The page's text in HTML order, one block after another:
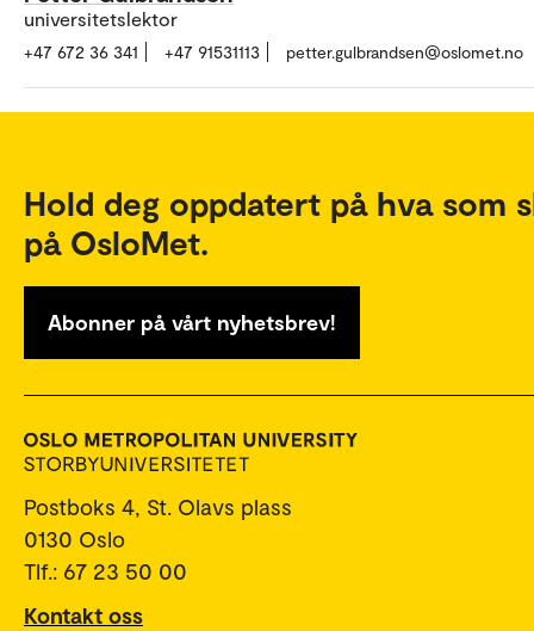
universitetslektor
+47 672 36 341 +47 91531113 petter.gulbrandsen@oslomet.no
Hold deg oppdatert på hva som
på OsloMet.
Abonner på vårt nyhetsbrev!
Postboks 4, St. Olavs plass
0130 Oslo
Tlf.: 67 23 50 00
Kontakt oss